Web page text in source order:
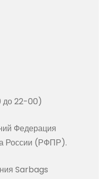
до 22-00)
Федерация
России (РФПР).
Sarbags